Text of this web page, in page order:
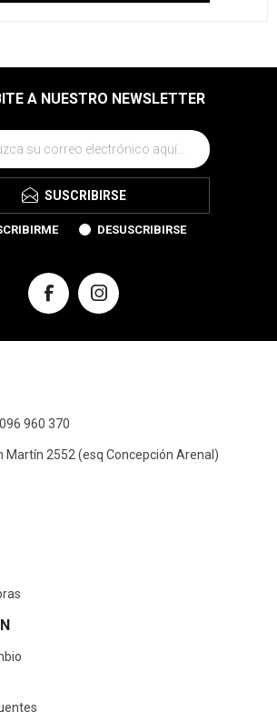
A NUESTRO NEWSLETTER
SUSCRIBIRSE
DESUSCRIBIRSE
960 370
Martín 2552 (esq Concepción Arenal)